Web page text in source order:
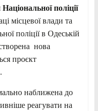
поліції
місцевої влади та
поліції в Одеській
нова
проєкт
наближена до
реагувати на